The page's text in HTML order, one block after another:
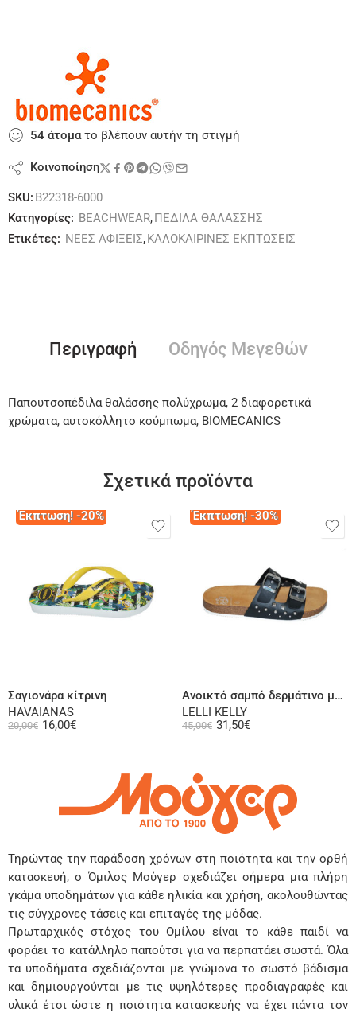
54 άτοματο βλέπουν αυτήν τη στιγμή
Κοινοποίηση
SKU: B22318-6000
Κατηγορίες: BEACHWEAR, ΠΕΔΙΛΑ ΘΑΛΑΣΣΗΣ
Ετικέτες: ΝΕΕΣ ΑΦΙΞΕΙΣ, ΚΑΛΟΚΑΙΡΙΝΕΣ ΕΚΠΤΩΣΕΙΣ
Περιγραφή Οδηγός Μεγεθών
Παπουτσοπέδιλα θαλάσσης πολύχρωμα, 2 διαφορετικά
χρώματα, αυτοκόλλητο κούμπωμα, BIOMECANICS
Σχετικά προϊόντα
Έκπτωση! -20%
Σαγιονάρα κίτρινη
HAVAIANAS
20,00€ 16,00€
Έκπτωση! -30%
Ανοικτό σαμπό δερμάτινο μαυρό
LELLI KELLY
45,00€ 31,50€
Τηρώντας την παράδοση χρόνων στη ποιότητα και την ορθή
κατασκευή, ο Όμιλος Μούγερ σχεδιάζει σήμερα μια πλήρη
γκάμα υποδημάτων για κάθε ηλικία και χρήση, ακολουθώντας
τις σύγχρονες τάσεις και επιταγές της μόδας.
Πρωταρχικός στόχος του Ομίλου είναι το κάθε παιδί να
φοράει το κατάλληλο παπούτσι για να περπατάει σωστά. Όλα
τα υποδήματα σχεδιάζονται με γνώμονα το σωστό βάδισμα
και δημιουργούνται με τις υψηλότερες προδιαγραφές και
υλικά έτσι ώστε η ποιότητα κατασκευής να έχει πάντα τον